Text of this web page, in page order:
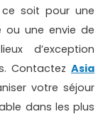
soit pour une
ou une envie de
d’exception
Contactez Asia
votre séjour
dans les plus